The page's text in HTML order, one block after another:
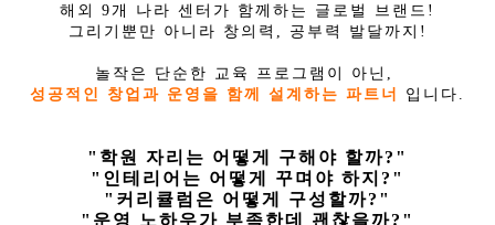
해외 9개 나라 센터가 함께하는 글로벌 브랜드!
그리기뿐만 아니라 창의력, 공부력 발달까지!
놀작은 단순한 교육 프로그램이 아닌,
성공적인 창업과 운영을 함께 설계하는 파트너
입니다.
"학원 자리는 어떻게 구해야 할까?"
"인테리어는 어떻게 꾸며야 하지?"
"커리큘럼은 어떻게 구성할까?"
"운영 노하우가 부족한데 괜찮을까?"